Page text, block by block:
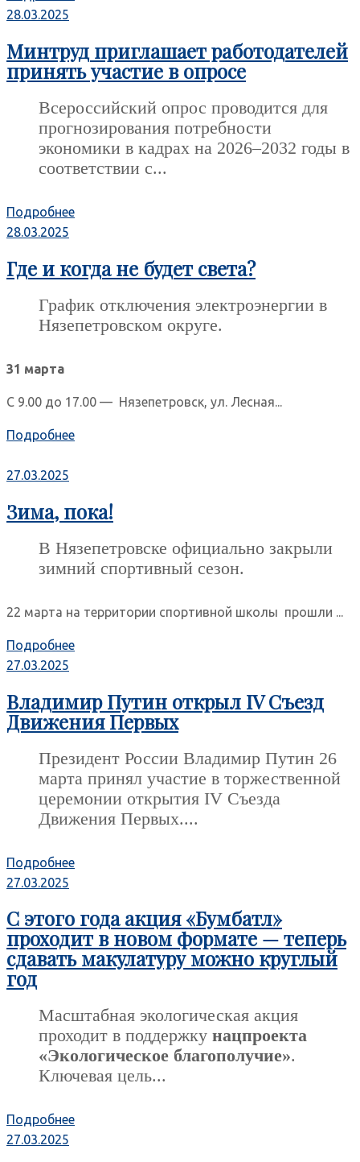
28.03.2025
Минтруд приглашает работодателей
принять участие в опросе
Всероссийский опрос проводится для
прогнозирования потребности
экономики в кадрах на 2026–2032 годы в
соответствии с...
Подробнее
28.03.2025
Где и когда не будет света?
График отключения электроэнергии в
Нязепетровском округе.
31 марта
С 9.00 до 17.00 — Нязепетровск, ул. Лесная...
Подробнее
27.03.2025
Зима, пока!
В Нязепетровске официально закрыли
зимний спортивный сезон.
22 марта на территории спортивной школы прошли ...
Подробнее
27.03.2025
Владимир Путин открыл IV Съезд
Движения Первых
Президент России Владимир Путин 26
марта принял участие в торжественной
церемонии открытия IV Съезда
Движения Первых....
Подробнее
27.03.2025
С этого года акция «Бумбатл»
проходит в новом формате — теперь
сдавать макулатуру можно круглый
год
Масштабная экологическая акция
проходит в поддержку нацпроекта
«Экологическое благополучие».
Ключевая цель...
Подробнее
27.03.2025